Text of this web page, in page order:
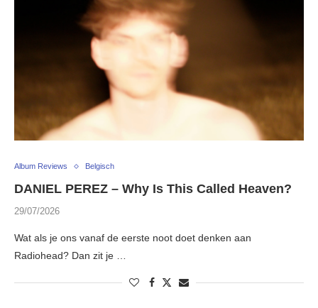
Album Reviews Belgisch
DANIEL PEREZ – Why Is This Called Heaven?
29/07/2026
Wat als je ons vanaf de eerste noot doet denken aan
Radiohead? Dan zit je …